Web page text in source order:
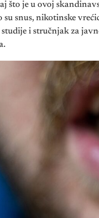
što je u ovoj
su snus, nikotinske
i stručnjak za